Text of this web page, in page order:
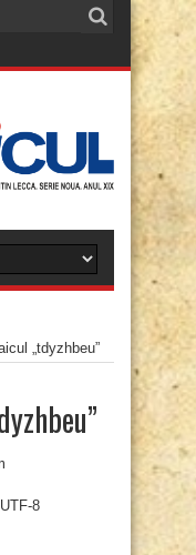
„tdyzhbeu”
8